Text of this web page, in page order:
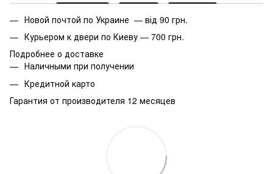
Новой почтой по Украине — від 90 грн.
Курьером к двери по Киеву — 700 грн.
Подробнее о доставке
Наличными при получении
Кредитной карто
Гарантия от производителя 12 месяцев